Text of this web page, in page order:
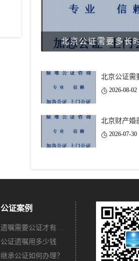
北京公证需要多长
北京公证需
2026-08-02
北京财产婚
2026-07-30
公证案例
遗嘱需要公证才有法律效力吗？
公证遗嘱用多少钱
继承公证如何办理？